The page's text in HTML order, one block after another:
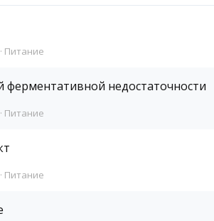
Питание
недостаточности
Питание
Питание